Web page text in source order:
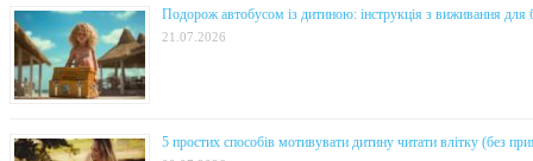
Подорож автобусом із дитиною: інструкція з виживання для
21.07.2026
5 простих способів мотивувати дитину читати влітку (без